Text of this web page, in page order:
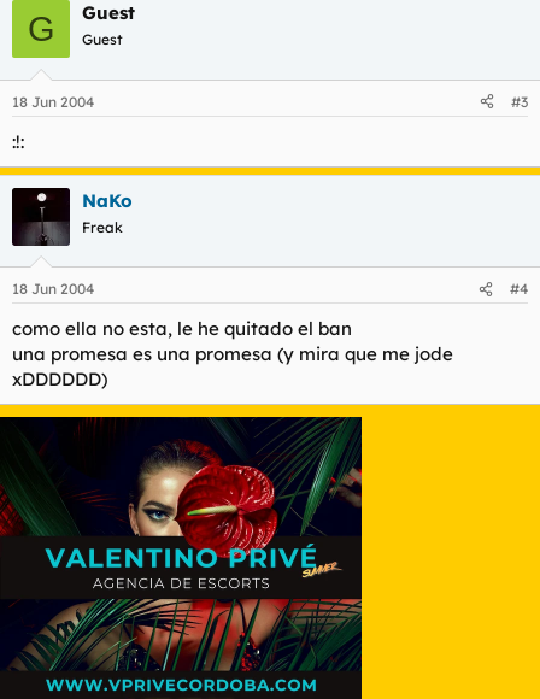
G Guest
Guest
18 Jun 2004 #3
:!:
NaKo
Freak
18 Jun 2004 #4
como ella no esta, le he quitado el ban
una promesa es una promesa (y mira que me jode
xDDDDDD)